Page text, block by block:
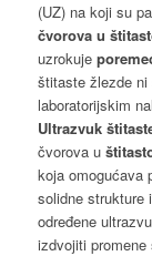
(UZ) na koji su
čvorova u
uzrokuje
štitaste žlezde
laboratorijskim
Ultrazvuk
čvorova u
koja omogućava
solidne strukture
određene
izdvojiti